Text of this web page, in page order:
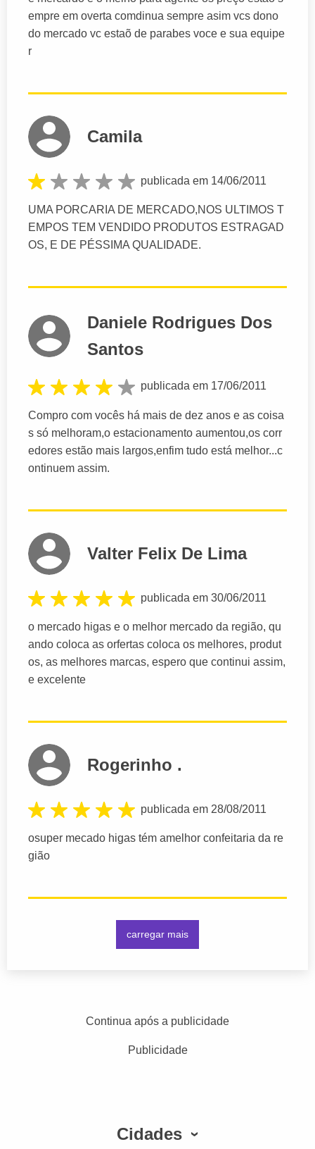
empre em overta comdinua sempre asim vcs dono
do mercado vc estaõ de parabes voce e sua equipe
r
Camila
publicada em 14/06/2011
UMA PORCARIA DE MERCADO,NOS ULTIMOS T
EMPOS TEM VENDIDO PRODUTOS ESTRAGAD
OS, E DE PÉSSIMA QUALIDADE.
Daniele Rodrigues Dos
Santos
publicada em 17/06/2011
Compro com vocês há mais de dez anos e as coisa
s só melhoram,o estacionamento aumentou,os corr
edores estão mais largos,enfim tudo está melhor...c
ontinuem assim.
Valter Felix De Lima
publicada em 30/06/2011
o mercado higas e o melhor mercado da região, qu
ando coloca as orfertas coloca os melhores, produt
os, as melhores marcas, espero que continui assim,
e excelente
Rogerinho .
publicada em 28/08/2011
osuper mecado higas tém amelhor confeitaria da re
gião
carregar mais
Continua após a publicidade
Publicidade
Cidades